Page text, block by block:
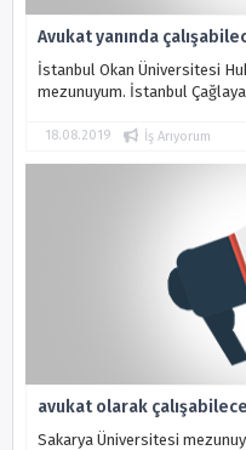
Avukat yanında
İstanbul Okan Üniversitesi
mezunuyum. İstanbul
eğitmenliği ve ile...
18.08.2019 İş Arıyorum
avukat olarak
Sakarya Üniversitesi